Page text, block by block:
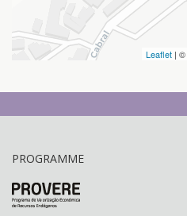
Leaflet | ©
PROGRAMME